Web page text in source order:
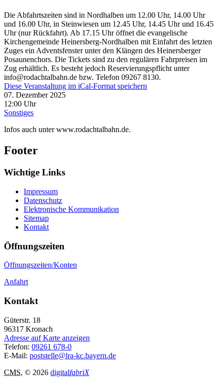
Die Abfahrtszeiten sind in Nordhalben um 12.00 Uhr, 14.00 Uhr
und 16.00 Uhr, in Steinwiesen um 12.45 Uhr, 14.45 Uhr und 16.45
Uhr (nur Rückfahrt). Ab 17.15 Uhr öffnet die evangelische
Kirchengemeinde Heinersberg-Nordhalben mit Einfahrt des letzten
Zuges ein Adventsfenster unter den Klängen des Heinersberger
Posaunenchors. Die Tickets sind zu den regulären Fahrpreisen im
Zug erhältlich. Es besteht jedoch Reservierungspflicht unter
info@rodachtalbahn.de bzw. Telefon 09267 8130.
Diese Veranstaltung im iCal-Format speichern
07. Dezember 2025
12:00 Uhr
Sonstiges
Infos auch unter www.rodachtalbahn.de.
Footer
Wichtige Links
Impressum
Datenschutz
Elektronische Kommunikation
Sitemap
Kontakt
Öffnungszeiten
Öffnungszeiten/Konten
Anfahrt
Kontakt
Güterstr. 18
96317 Kronach
Adresse auf Karte anzeigen
Telefon: 09261 678-0
E-Mail: poststelle@lra-kc.bayern.de
CMS, © 2026 digitalfabriX